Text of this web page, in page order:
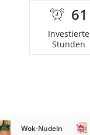
61
Investierte
Stunden
Wok-Nudeln